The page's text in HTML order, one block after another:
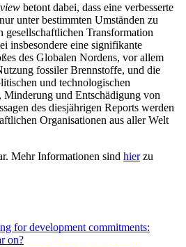
betont dabei, dass eine verbesserte
unter bestimmten Umständen zu
gesellschaftlichen Transformation
insbesondere eine signifikante
des Globalen Nordens, vor allem
fossiler Brennstoffe, und die
und technologischen
Minderung und Entschädigung von
des diesjährigen Reports werden
Organisationen aus aller Welt
Mehr Informationen sind hierzu
for development commitments:
on?